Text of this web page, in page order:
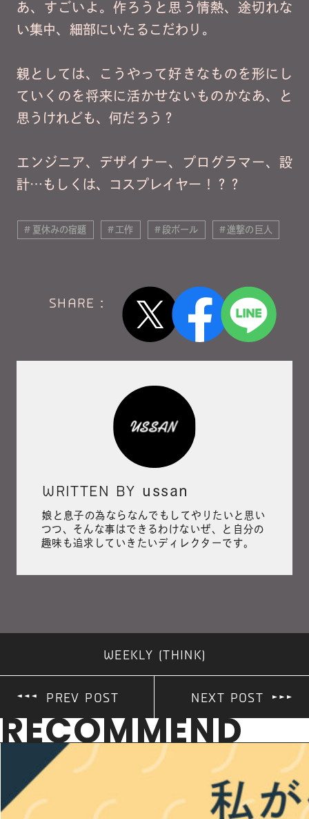
あ、すごいよ。作ろうと思う情熱、途切れな
い集中、細部にいたるこだわり。
親としては、こうやって好きなものを形にし
ていくのを将来に活かせないものかなあ、と
思うけれども、何だろう？
エンジニア、デザイナー、プログラマー、設
計…もしくは、コスプレイヤー！？？
夏休みの宿題 工作 段ボール 進撃の巨人
SHARE :
WRITTEN BY ussan
娘と息子の為ならなんでもしてやりたいと思い
つつ、そんな事はできるわけないぜ、と自分の
趣味も追求していきたいディレクターです。
PREV POST
WEEKLY (THINK)
NEXT POST
RECOMMEND